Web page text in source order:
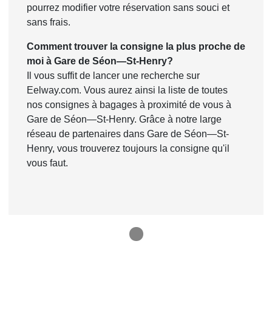
pourrez modifier votre réservation sans souci et
sans frais.
Comment trouver la consigne la plus proche de
moi à Gare de Séon—St-Henry?
Il vous suffit de lancer une recherche sur
Eelway.com. Vous aurez ainsi la liste de toutes
nos consignes à bagages à proximité de vous à
Gare de Séon—St-Henry. Grâce à notre large
réseau de partenaires dans Gare de Séon—St-
Henry, vous trouverez toujours la consigne qu'il
vous faut.